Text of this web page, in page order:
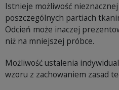
Istnieje możliwość
poszczególnych partiach
Odcień może inaczej
niż na mniejszej próbce.
Możliwość ustalenia
wzoru z zachowaniem zasad